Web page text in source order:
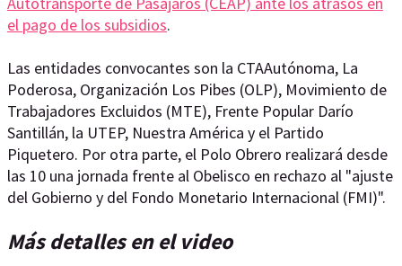
el pago de los subsidios.
Las entidades convocantes son la CTAAutónoma, La
Poderosa, Organización Los Pibes (OLP), Movimiento de
Trabajadores Excluidos (MTE), Frente Popular Darío
Santillán, la UTEP, Nuestra América y el Partido
Piquetero. Por otra parte, el Polo Obrero realizará desde
las 10 una jornada frente al Obelisco en rechazo al "ajuste
del Gobierno y del Fondo Monetario Internacional (FMI)".
Más detalles en el video